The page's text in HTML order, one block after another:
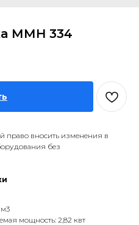
ММН 334
право вносить изменения в
без
мощность: 2,82 квт